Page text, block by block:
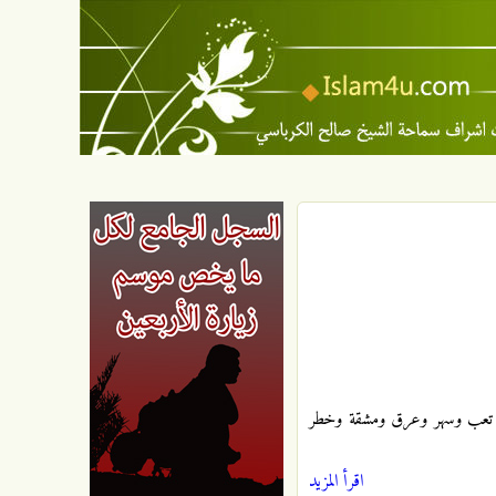
تعب وسهر وعرق ومشقة وخطر
اقرأ المزيد